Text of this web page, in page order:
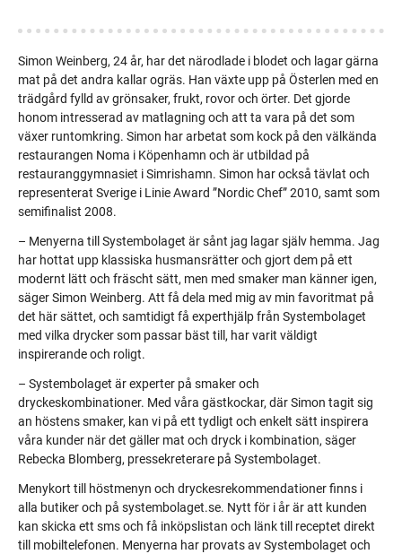
Simon Weinberg, 24 år, har det närodlade i blodet och lagar gärna
mat på det andra kallar ogräs. Han växte upp på Österlen med en
trädgård fylld av grönsaker, frukt, rovor och örter. Det gjorde
honom intresserad av matlagning och att ta vara på det som
växer runtomkring. Simon har arbetat som kock på den välkända
restaurangen Noma i Köpenhamn och är utbildad på
restauranggymnasiet i Simrishamn. Simon har också tävlat och
representerat Sverige i Linie Award ”Nordic Chef” 2010, samt som
semifinalist 2008.
– Menyerna till Systembolaget är sånt jag lagar själv hemma. Jag
har hottat upp klassiska husmansrätter och gjort dem på ett
modernt lätt och fräscht sätt, men med smaker man känner igen,
säger Simon Weinberg. Att få dela med mig av min favoritmat på
det här sättet, och samtidigt få experthjälp från Systembolaget
med vilka drycker som passar bäst till, har varit väldigt
inspirerande och roligt.
– Systembolaget är experter på smaker och
dryckeskombinationer. Med våra gästkockar, där Simon tagit sig
an höstens smaker, kan vi på ett tydligt och enkelt sätt inspirera
våra kunder när det gäller mat och dryck i kombination, säger
Rebecka Blomberg, pressekreterare på Systembolaget.
Menykort till höstmenyn och dryckesrekommendationer finns i
alla butiker och på systembolaget.se. Nytt för i år är att kunden
kan skicka ett sms och få inköpslistan och länk till receptet direkt
till mobiltelefonen. Menyerna har provats av Systembolaget och